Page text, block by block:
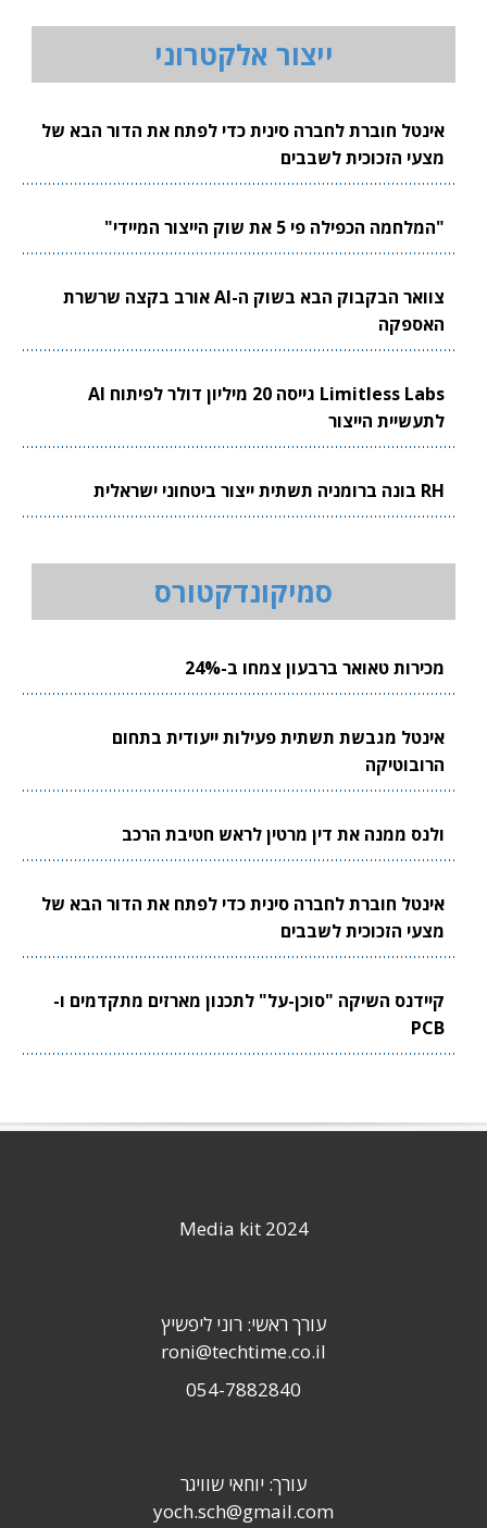
ייצור אלקטרוני
אינטל חוברת לחברה סינית כדי לפתח את הדור הבא של
מצעי הזכוכית לשבבים
"המלחמה הכפילה פי 5 את שוק הייצור המיידי"
צוואר הבקבוק הבא בשוק ה-AI אורב בקצה שרשרת
האספקה
Limitless Labs גייסה 20 מיליון דולר לפיתוח AI
לתעשיית הייצור
RH בונה ברומניה תשתית ייצור ביטחוני ישראלית
סמיקונדקטורס
מכירות טאואר ברבעון צמחו ב-24%
אינטל מגבשת תשתית פעילות ייעודית בתחום
הרובוטיקה
ולנס ממנה את דין מרטין לראש חטיבת הרכב
אינטל חוברת לחברה סינית כדי לפתח את הדור הבא של
מצעי הזכוכית לשבבים
קיידנס השיקה "סוכן-על" לתכנון מארזים מתקדמים ו-
PCB
Media kit 2024
עורך ראשי: רוני ליפשיץ
roni@techtime.co.il
054-7882840
עורך: יוחאי שוויגר
yoch.sch@gmail.com